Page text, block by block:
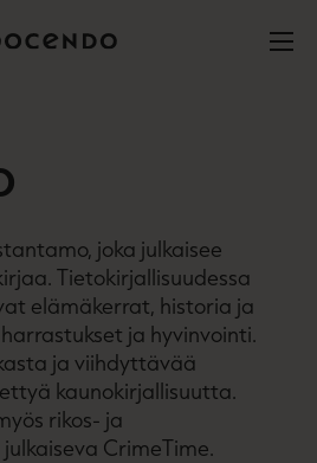
joka julkaisee
Tietokirjallisuudessa
elämäkerrat, historia ja
ja hyvinvointi.
ja viihdyttävää
kaunokirjallisuutta.
rikos- ja
CrimeTime.